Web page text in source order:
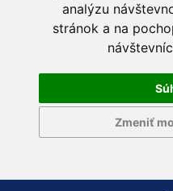
analýzu
stránok a na
Zmeniť